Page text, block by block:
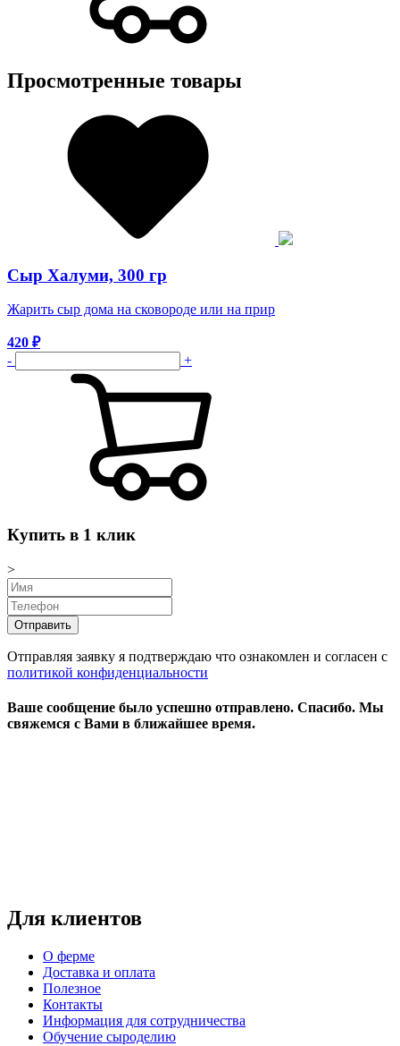
Просмотренные товары
Сыр Халуми, 300 гр
Жарить сыр дома на сковороде или на прир
420 ₽
-
+
Купить в 1 клик
>
Отправляя заявку я подтверждаю что ознакомлен и согласен с
политикой конфиденциальности
Ваше сообщение было успешно отправлено. Спасибо. Mы
свяжемся с Вами в ближайшее время.
Для клиентов
О ферме
Доставка и оплата
Полезное
Контакты
Информация для сотрудничества
Обучение сыроделию